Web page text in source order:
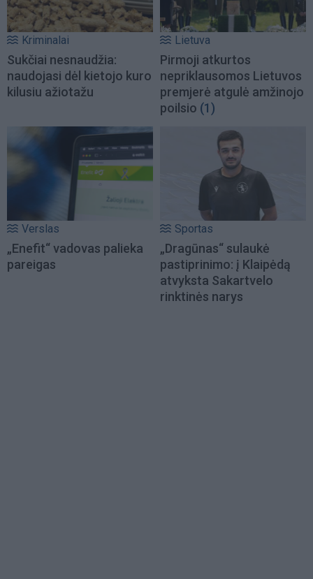
Kriminalai
Sukčiai nesnaudžia:
naudojasi dėl kietojo kuro
kilusiu ažiotažu
Lietuva
Pirmoji atkurtos
nepriklausomos Lietuvos
premjerė atgulė amžinojo
poilsio (1)
Verslas
„Enefit“ vadovas palieka
pareigas
Sportas
„Dragūnas“ sulaukė
pastiprinimo: į Klaipėdą
atvyksta Sakartvelo
rinktinės narys